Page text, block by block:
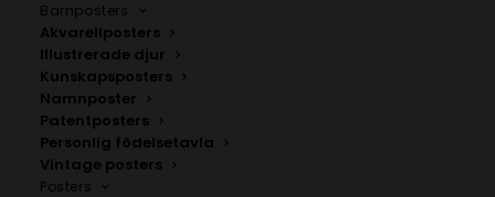
Barnposters
Akvarellposters
Illustrerade djur
Kunskapsposters
Namnposter
Patentposters
Personlig födelsetavla
Vintage posters
Posters
30×40 cm och 21×30 cm.
Tyskland
ANDRA KÖPTE ÄVEN